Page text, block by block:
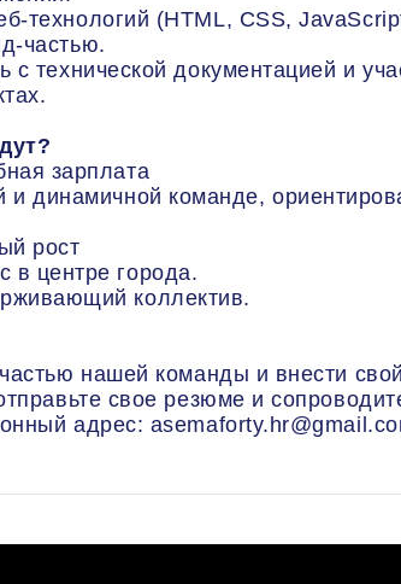
технологий (HTML, CSS,
частью.
с технической документацией и
зарплата
и динамичной команде,
рост
центре города.
коллектив.
нашей команды и внести
свое резюме и
адрес: